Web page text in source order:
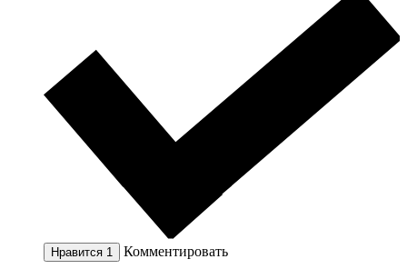
Нравится 1 Комментировать